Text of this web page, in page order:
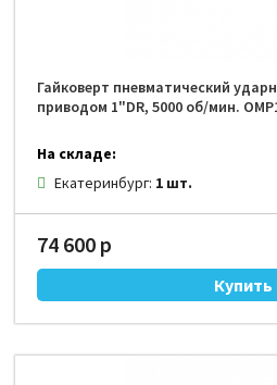
Гайковерт пневматический
приводом 1"DR, 5000 об/мин.
На складе:
Екатеринбург: 1 шт.
74 600 р